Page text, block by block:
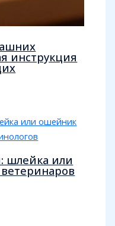
инструкция
шлейка или